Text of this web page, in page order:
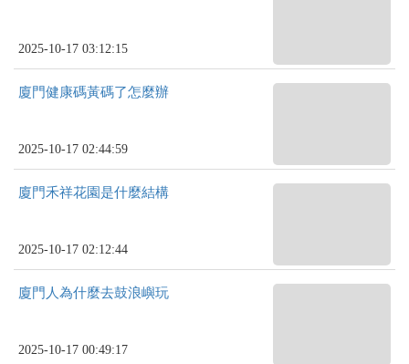
2025-10-17 03:12:15
廈門健康碼黃碼了怎麼辦
2025-10-17 02:44:59
廈門禾祥花園是什麼結構
2025-10-17 02:12:44
廈門人為什麼去鼓浪嶼玩
2025-10-17 00:49:17